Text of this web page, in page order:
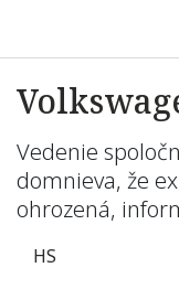
Vedenie
domnieva, že
ohrozená,
HS